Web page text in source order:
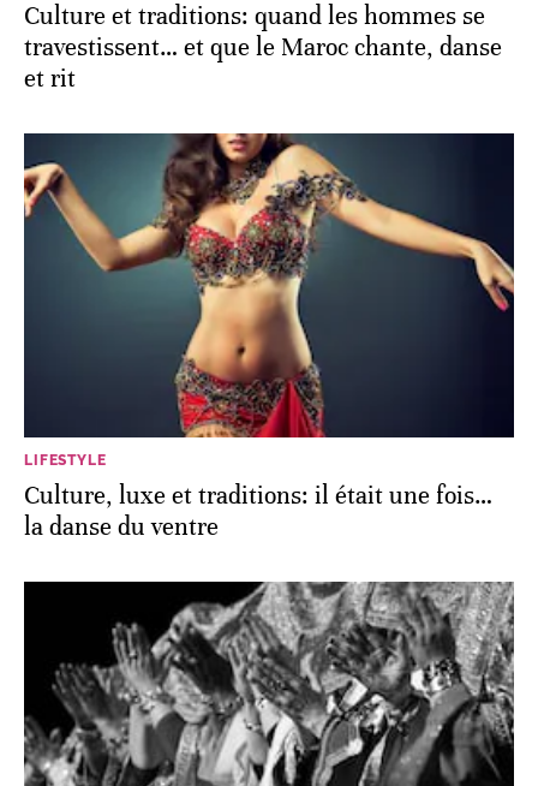
Culture et traditions: quand les hommes se
travestissent… et que le Maroc chante, danse
et rit
LIFESTYLE
Culture, luxe et traditions: il était une fois…
la danse du ventre